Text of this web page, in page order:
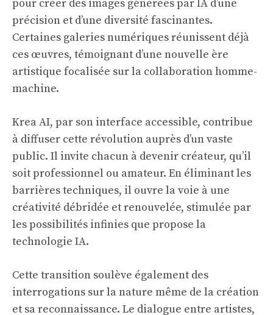
pour créer des images générées par IA d’une
précision et d’une diversité fascinantes.
Certaines galeries numériques réunissent déjà
ces œuvres, témoignant d’une nouvelle ère
artistique focalisée sur la collaboration homme-
machine.
Krea AI, par son interface accessible, contribue
à diffuser cette révolution auprès d’un vaste
public. Il invite chacun à devenir créateur, qu’il
soit professionnel ou amateur. En éliminant les
barrières techniques, il ouvre la voie à une
créativité débridée et renouvelée, stimulée par
les possibilités infinies que propose la
technologie IA.
Cette transition soulève également des
interrogations sur la nature même de la création
et sa reconnaissance. Le dialogue entre artistes,